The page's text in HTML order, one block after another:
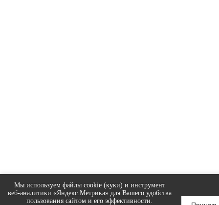
Мы используем файлы cookie (куки) и инструмент
веб-аналитики «Яндекс.Метрика» для Вашего удобства
пользования сайтом и его эффективности.